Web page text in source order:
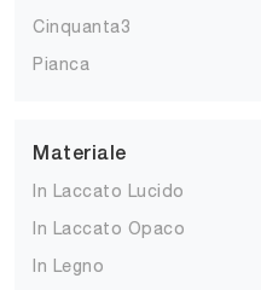
Cinquanta3
Pianca
Materiale
In Laccato Lucido
In Laccato Opaco
In Legno